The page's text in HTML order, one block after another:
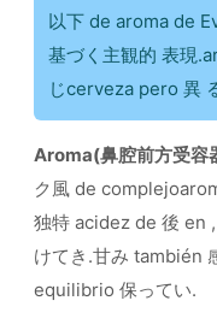
以下 de aroma de
基づく主観的 表現
じcerveza pero 異
Aroma(鼻腔前方受容
ク風 de
独特 acidez de 後 en
けてき.甘み también
equilibrio 保ってい.